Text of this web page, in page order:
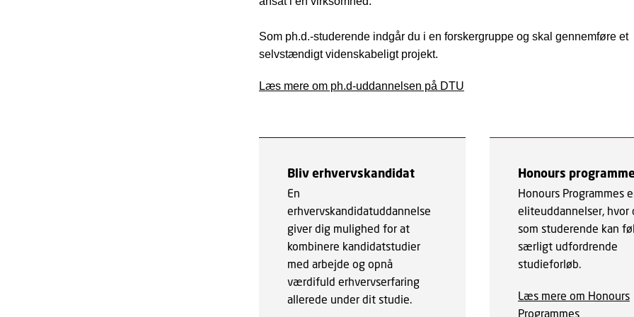
Som ph.d.-studerende indgår du i en forskergruppe og skal gennemføre et
selvstændigt videnskabeligt projekt.
Læs mere om ph.d-uddannelsen på DTU
Bliv erhvervskandidat
En
erhvervskandidatuddannelse
giver dig mulighed for at
kombinere kandidatstudier
med arbejde og opnå
værdifuld erhvervserfaring
allerede under dit studie.
Honours
Honours Programmes
eliteuddannelser, hvor
som studerende kan
særligt udfordrende
studieforløb.
Læs mere om Honours
Programmes